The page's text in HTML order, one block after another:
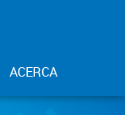
ACERCA